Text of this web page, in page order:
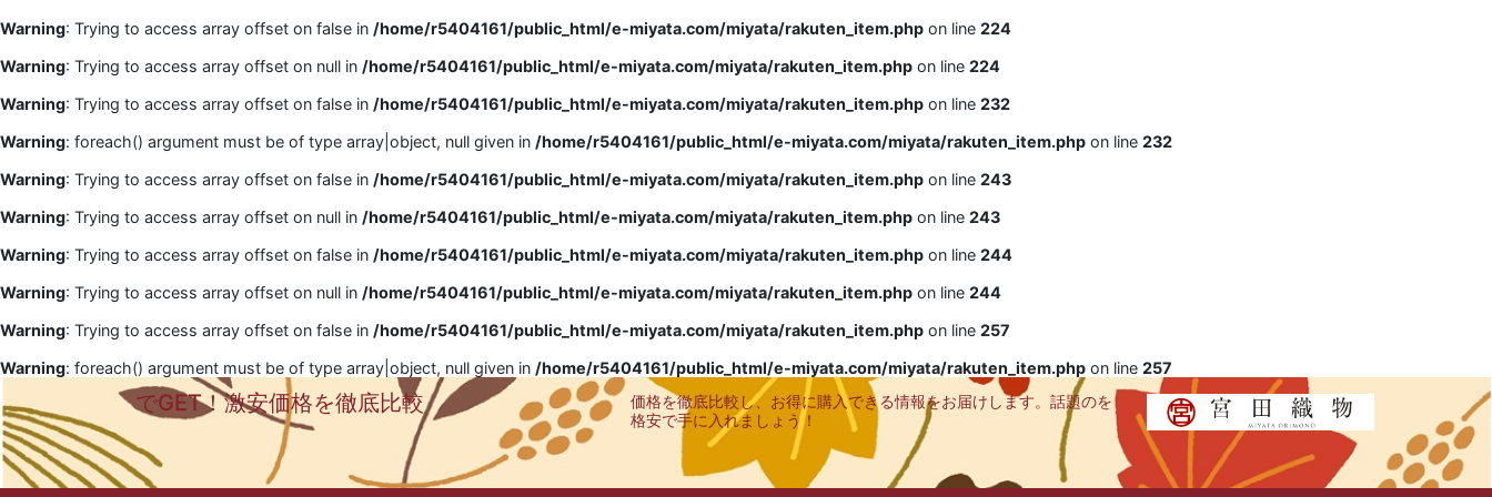
Warning: Trying to access array offset on false in /home/r5404161/public_html/e-miyata.com/miyata/rakuten_item.php on line 224
Warning: Trying to access array offset on null in /home/r5404161/public_html/e-miyata.com/miyata/rakuten_item.php on line 224
Warning: Trying to access array offset on false in /home/r5404161/public_html/e-miyata.com/miyata/rakuten_item.php on line 232
Warning: foreach() argument must be of type array|object, null given in /home/r5404161/public_html/e-miyata.com/miyata/rakuten_item.php on line 232
Warning: Trying to access array offset on false in /home/r5404161/public_html/e-miyata.com/miyata/rakuten_item.php on line 243
Warning: Trying to access array offset on null in /home/r5404161/public_html/e-miyata.com/miyata/rakuten_item.php on line 243
Warning: Trying to access array offset on false in /home/r5404161/public_html/e-miyata.com/miyata/rakuten_item.php on line 244
Warning: Trying to access array offset on null in /home/r5404161/public_html/e-miyata.com/miyata/rakuten_item.php on line 244
Warning: Trying to access array offset on false in /home/r5404161/public_html/e-miyata.com/miyata/rakuten_item.php on line 257
Warning: foreach() argument must be of type array|object, null given in /home/r5404161/public_html/e-miyata.com/miyata/rakuten_item.php on line 257
でGET！激安価格を徹底比較
価格を徹底比較し、お得に購入できる情報をお届けします。話題のを
格安で手に入れましょう！